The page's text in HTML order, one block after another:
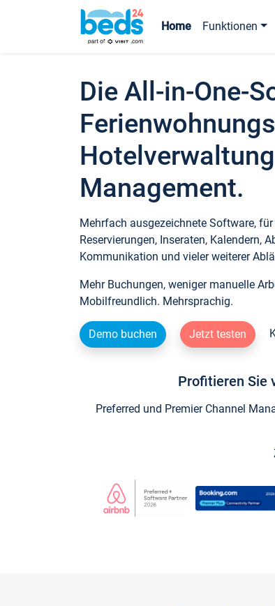
Home Funktionen
Die All-in-One-
Management.
Mehrfach ausgezeichnete Software,
Reservierungen, Inseraten, Kalendern,
Kommunikation und vieler weiterer
Mehr Buchungen, weniger manuelle
Mobilfreundlich. Mehrsprachig.
Demo buchen Jetzt testen
Profitieren Sie
Preferred und Premier Channel